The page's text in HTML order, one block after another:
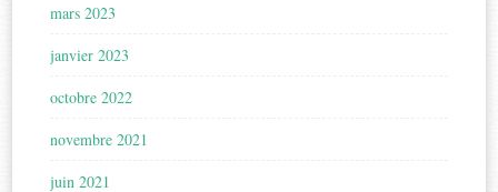
mars 2023
janvier 2023
octobre 2022
novembre 2021
juin 2021